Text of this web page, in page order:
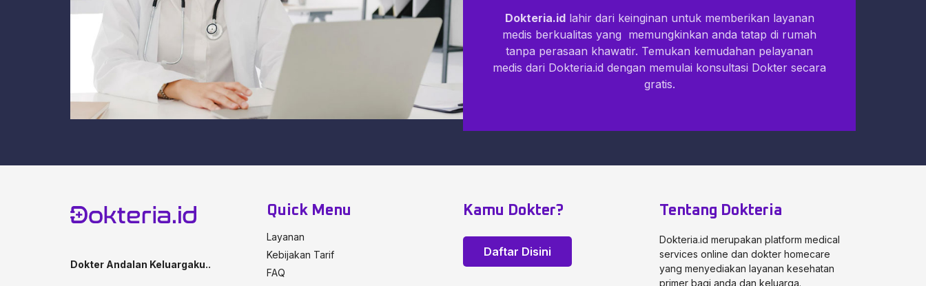
Dokteria.idlahir dari keinginan untuk memberikan layanan
medis berkualitas yang memungkinkan anda tatap di rumah
tanpa perasaan khawatir. Temukan kemudahan pelayanan
medis dari Dokteria.id dengan memulai konsultasi Dokter secara
gratis.
Dokter Andalan Keluargaku..
Quick Menu
Layanan
Kebijakan Tarif
FAQ
Kamu Dokter?
Daftar Disini
Tentang Dokteria
Dokteria.id merupakan platform medical
services online dan dokter homecare
yang menyediakan layanan kesehatan
primer bagi anda dan keluarga.